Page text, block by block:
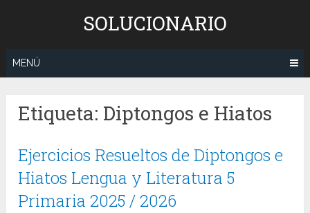
SOLUCIONARIO
MENÚ
Etiqueta: Diptongos e Hiatos
Ejercicios Resueltos de Diptongos e
Hiatos Lengua y Literatura 5
Primaria 2025 / 2026